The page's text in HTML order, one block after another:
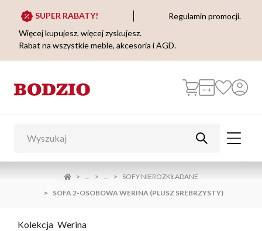
SUPER RABATY!
Regulamin promocji.
Więcej kupujesz, więcej zyskujesz.
Rabat na wszystkie meble, akcesoria i AGD.
... ...
SOFY NIEROZKŁADANE
SOFA 2-OSOBOWA WERINA (PLUSZ SREBRZYSTY)
Kolekcja Werina